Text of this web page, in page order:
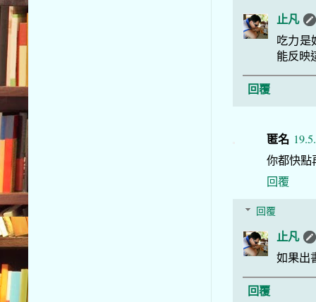
止凡
吃力是
能反映
回覆
匿名
你都快點
回覆
回覆
止凡
如果出
回覆